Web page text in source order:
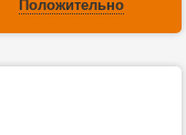
Положительно